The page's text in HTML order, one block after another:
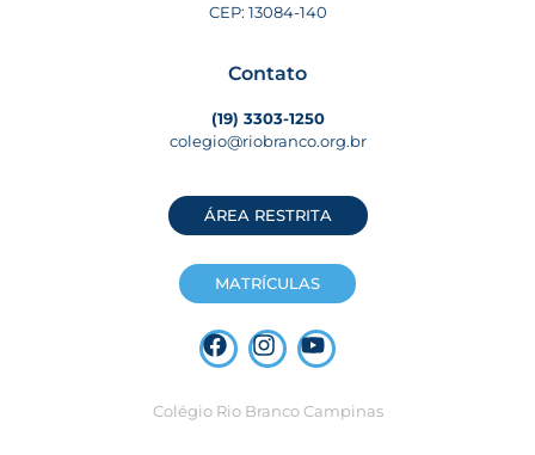
CEP: 13084-140
Contato
(19) 3303-1250
colegio@riobranco.org.br
ÁREA RESTRITA
MATRÍCULAS
Colégio Rio Branco Campinas